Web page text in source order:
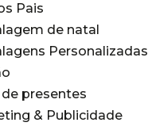
Pais
de natal
Personalizadas
de presentes
& Publicidade